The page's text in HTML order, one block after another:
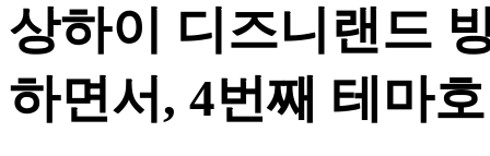
상하이 디즈니랜드
하면서, 4번째 테마